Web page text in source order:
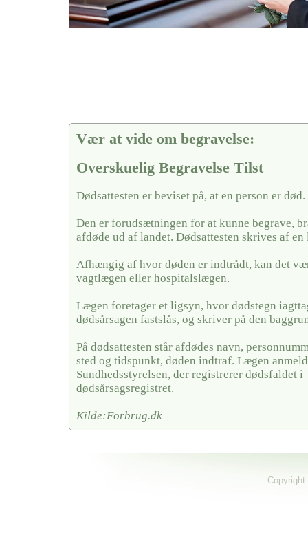
Vær at vide om begravelse:
Overskuelig Begravelse Tilst
Dødsattesten er beviset på, at en person er død.
Den er forudsætningen for at kunne begrave,
afdøde ud af landet. Dødsattesten skrives af en
Afhængig af hvor døden er indtrådt, kan det
vagtlægen eller hospitalslægen.
Lægen foretager et ligsyn, hvor dødstegn
dødsårsagen fastslås, og skriver på den
På dødsattesten står afdødes navn,
sted og tidspunkt, døden indtraf. Lægen
Sundhedsstyrelsen, der registrerer dødsfaldet i
dødsårsagsregistret.
Kilde:Forbrug.dk